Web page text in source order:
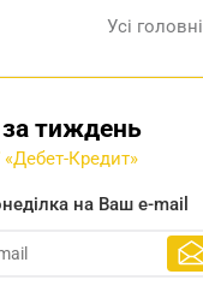
Усі головні
тиждень
«Дебет-Кредит»
на Ваш e-mail